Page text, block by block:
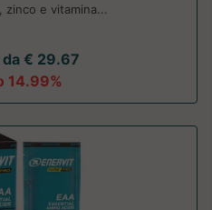
zinco e vitamina...
€ 29.67
14.99%